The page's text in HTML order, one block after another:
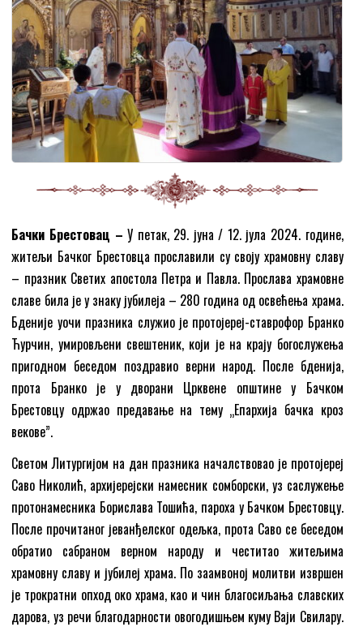
Бачки Брестовац – У петак, 29. јуна / 12. јула 2024. године,
житељи Бачког Брестовца прославили су своју храмовну славу
– празник Светих апостола Петра и Павла. Прослава храмовне
славе била је у знаку јубилеја – 280 година од освећења храма.
Бденије уочи празника служио је протојереј-ставрофор Бранко
Ћурчин, умировљени свештеник, који је на крају богослужења
пригодном беседом поздравио верни народ. После бденија,
прота Бранко је у дворани Црквене општине у Бачком
Брестовцу одржао предавање на тему „Епархија бачка кроз
векове”.
Светом Литургијом на дан празника началствовао је протојереј
Саво Николић, архијерејски намесник сомборски, уз саслужење
протонамесника Борислава Тошића, пароха у Бачком Брестовцу.
После прочитаног јеванђелског одељка, прота Саво се беседом
обратио сабраном верном народу и честитао житељима
храмовну славу и јубилеј храма. По заамвоној молитви извршен
је трократни опход око храма, као и чин благосиљања славских
дарова, уз речи благодарности овогодишњем куму Ваји Свилару.